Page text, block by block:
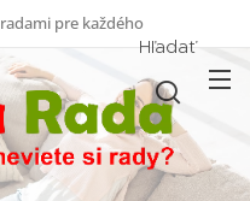
pre každého
Hľadať